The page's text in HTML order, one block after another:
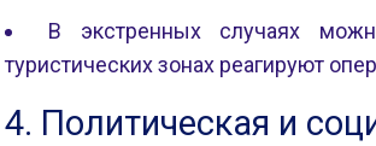
В экстренных случаях
туристических зонах реагируют
4. Политическая и